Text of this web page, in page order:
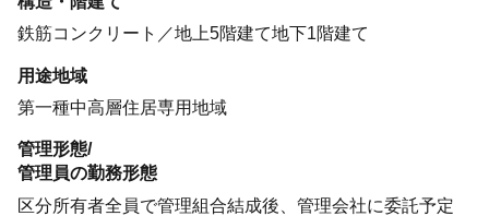
鉄筋コンクリート／地上5階建て地下1階建て
用途地域
第一種中高層住居専用地域
管理形態/
管理員の勤務形態
区分所有者全員で管理組合結成後、管理会社に委託予定